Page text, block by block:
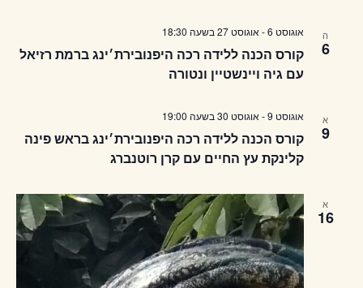
ה
6
קורס הכנה ללידה רכה היפנובירת׳ינג ברמת רזיאל
עם גיה ויינשטיין ונטורה
אוגוסט 6 - אוגוסט 27 בשעה 18:30
א
9
קורס הכנה ללידה רכה היפנובירת׳ינג בראש פינה
קלינקת עץ החיים עם קרן רוטנברג
אוגוסט 9 - אוגוסט 30 בשעה 19:00
א
16